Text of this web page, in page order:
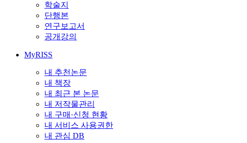
학술지
단행본
연구보고서
공개강의
MyRISS
내 추천논문
내 책장
내 최근 본 논문
내 저작물관리
내 구매·신청 현황
내 서비스 사용권한
내 관심 DB